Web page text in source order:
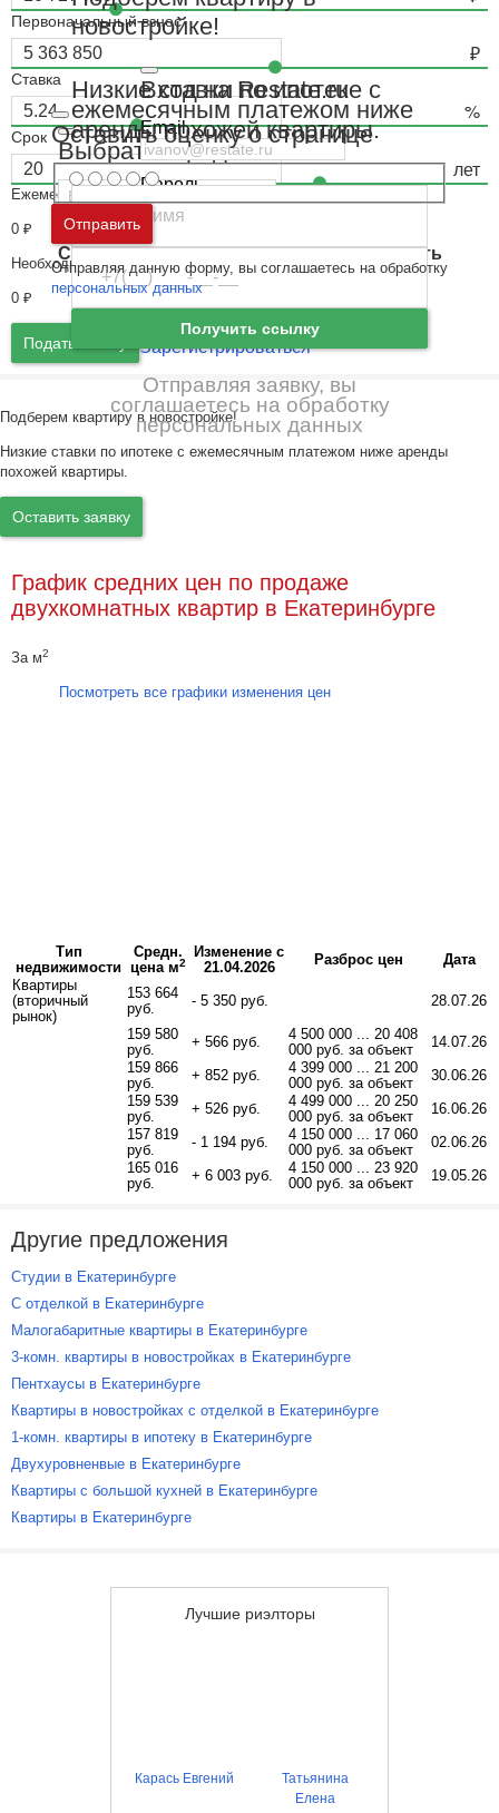
Выбрать город
Москва и
Московская область
Санкт-Петербург иЛенинградская область
Вход на Restate.ru
Email
Пароль
Войти Забыли пароль
Ещё нет аккаунта?
Зарегистрироваться
Первоначальный взнос
Ставка
Срок
Ежемесячный платёж
0 ₽
Необходимый доход
0 ₽
Подать заявку
Подберем квартиру в новостройке!
Низкие ставки по ипотеке с ежемесячным платежом ниже аренды
похожей квартиры.
Оставить заявку
новостройке!
Низкие ставки по ипотеке с
ежемесячным платежом ниже
аренды похожей квартиры.
Получить ссылку
Отправляя заявку, вы
соглашаетесь на обработку
персональных данных
График средних цен по продаже
двухкомнатных квартир в Екатеринбурге
За м2
Посмотреть все графики изменения цен
Тип
недвижимости
Средн.
цена м2
Изменение с
21.04.2026
Разброс цен
Дата
Квартиры
(вторичный
рынок)
153 664
руб.
- 5 350 руб.
28.07.26
159 580
руб.
+ 566 руб.
4 500 000 ... 20 408
000 руб. за объект
14.07.26
159 866
руб.
+ 852 руб.
4 399 000 ... 21 200
000 руб. за объект
30.06.26
159 539
руб.
+ 526 руб.
4 499 000 ... 20 250
000 руб. за объект
16.06.26
157 819
руб.
- 1 194 руб.
4 150 000 ... 17 060
000 руб. за объект
02.06.26
165 016
руб.
+ 6 003 руб.
4 150 000 ... 23 920
000 руб. за объект
19.05.26
Другие предложения
Студии в Екатеринбурге
С отделкой в Екатеринбурге
Малогабаритные квартиры в Екатеринбурге
3-комн. квартиры в новостройках в Екатеринбурге
Пентхаусы в Екатеринбурге
Квартиры в новостройках с отделкой в Екатеринбурге
1-комн. квартиры в ипотеку в Екатеринбурге
Двухуровненвые в Екатеринбурге
Квартиры с большой кухней в Екатеринбурге
Квартиры в Екатеринбурге
Лучшие риэлторы
Карась Евгений
Татьянина
Елена
Оставить оценку о странице
Отправить
Отправляя данную форму, вы соглашаетесь на обработку
персональных данных